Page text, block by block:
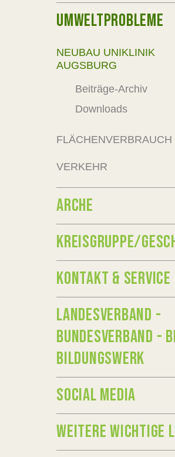
UMWELTPROBLEME
NEUBAU UNIKLINIK
AUGSBURG
Beiträge-Archiv
Downloads
FLÄCHENVERBRAUCH
VERKEHR
ARCHE
KREISGRUPPE/
KONTAKT & SERVICE
LANDESVERBAND -
BUNDESVERBAND -
BILDUNGSWERK
SOCIAL MEDIA
WEITERE WICHTIGE